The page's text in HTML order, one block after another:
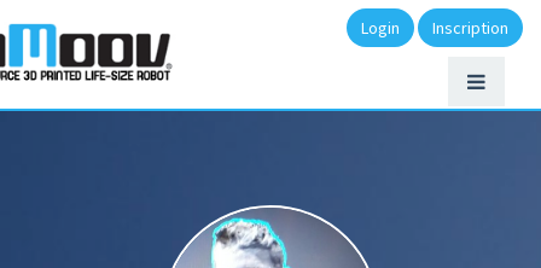
Login Inscription